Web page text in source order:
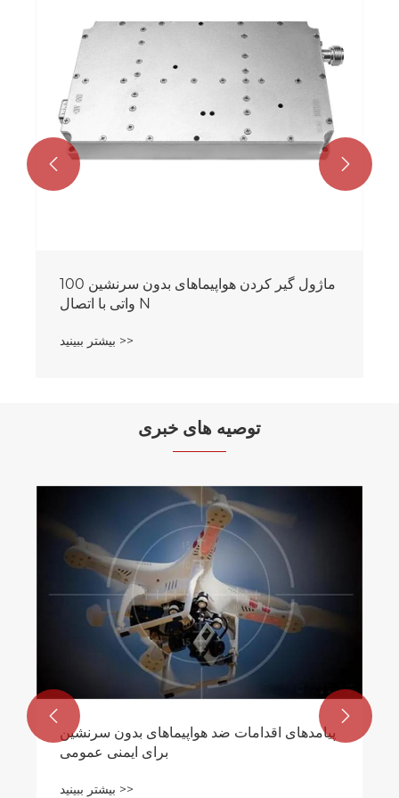
ماژول گیر کردن هواپیماهای بدون سرنشین 100
واتی با اتصال N
بیشتر ببینید >>
 
توصیه های خبری
پیامدهای اقدامات ضد هواپیماهای بدون سرنشین
برای ایمنی عمومی
بیشتر ببینید >>
 